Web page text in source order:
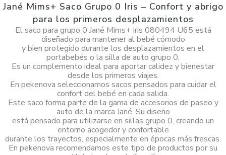
Jané Mims+ Saco Grupo 0 Iris – Confort y abrigo
para los primeros desplazamientos
El saco para grupo 0 Jané Mims+ Iris 080494 U65 está
diseñado para mantener al bebé cómodo
y bien protegido durante los desplazamientos en el
portabebés o la silla de auto grupo 0.
Es un complemento ideal para aportar calidez y bienestar
desde los primeros viajes.
En pekenova seleccionamos sacos pensados para cuidar el
confort del bebé en cada salida.
Este saco forma parte de la gama de accesorios de paseo y
auto de la marca Jané. Su diseño
está pensado para utilizarse en sillas grupo 0, creando un
entorno acogedor y confortable
durante los trayectos, especialmente en épocas más frescas.
En pekenova recomendamos este tipo de productos por su